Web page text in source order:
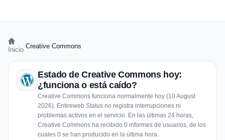
Inicio Creative Commons
Estado de Creative Commons hoy:
¿funciona o está caído?
Creative Commons funciona normalmente hoy (10 August
2026). Entireweb Status no registra interrupciones ni
problemas activos en el servicio. En las últimas 24 horas,
Creative Commons ha recibido 0 informes de usuarios, de los
cuales 0 se han producido en la última hora.